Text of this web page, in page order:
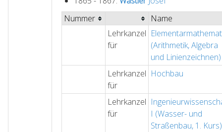
Nummer
Name
Lehrkanzel
für
(Arithmetik, Algebra
und Linienzeichnen)
Lehrkanzel
für
Hochbau
Lehrkanzel
für
I (Wasser- und
Straßenbau, 1. Kurs)